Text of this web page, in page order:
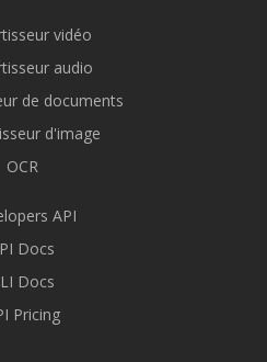
vidéo
audio
de documents
d'image
OCR
API
Docs
Docs
Pricing